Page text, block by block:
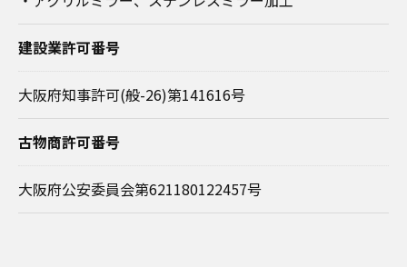
建設業許可番号
大阪府知事許可(般-26)第141616号
古物商許可番号
大阪府公安委員会第621180122457号